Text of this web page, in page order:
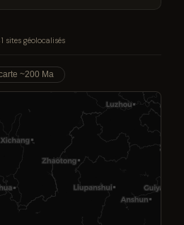
1 sites géolocalisés
~200 Ma